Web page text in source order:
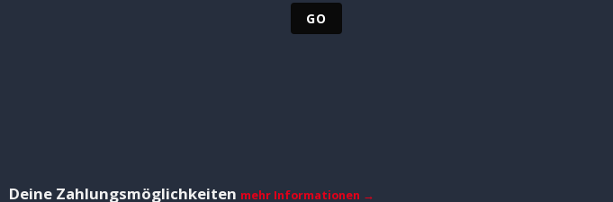
Deine Zahlungsmöglichkeiten mehr Informationen →